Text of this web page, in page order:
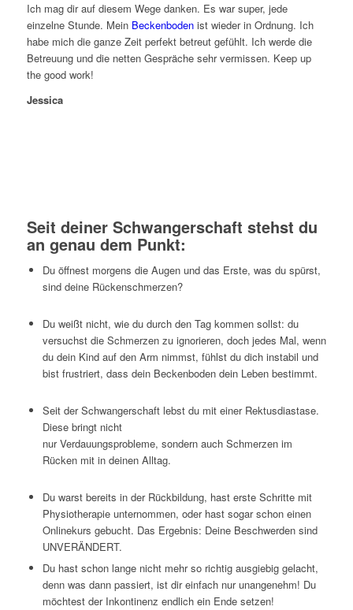
Ich mag dir auf diesem Wege danken. Es war super, jede
einzelne Stunde. Mein Beckenbodenist wieder in Ordnung. Ich
habe mich die ganze Zeit perfekt betreut gefühlt. Ich werde die
Betreuung und die netten Gespräche sehr vermissen. Keep up
the good work!
Jessica
Seit deiner Schwangerschaft stehst du
an genau dem Punkt:
Du öffnest morgens die Augen und das Erste, was du spürst,
sind deine Rückenschmerzen?
Du weißt nicht, wie du durch den Tag kommen sollst: du
versuchst die Schmerzen zu ignorieren, doch jedes Mal, wenn
du dein Kind auf den Arm nimmst, fühlst du dich instabil und
bist frustriert, dass dein Beckenboden dein Leben bestimmt.
Seit der Schwangerschaft lebst du mit einer Rektusdiastase.
Diese bringt nicht
nur Verdauungsprobleme, sondern auch Schmerzen im
Rücken mit in deinen Alltag.
Du warst bereits in der Rückbildung, hast erste Schritte mit
Physiotherapie unternommen, oder hast sogar schon einen
Onlinekurs gebucht. Das Ergebnis: Deine Beschwerden sind
UNVERÄNDERT.
Du hast schon lange nicht mehr so richtig ausgiebig gelacht,
denn was dann passiert, ist dir einfach nur unangenehm! Du
möchtest der Inkontinenz endlich ein Ende setzen!